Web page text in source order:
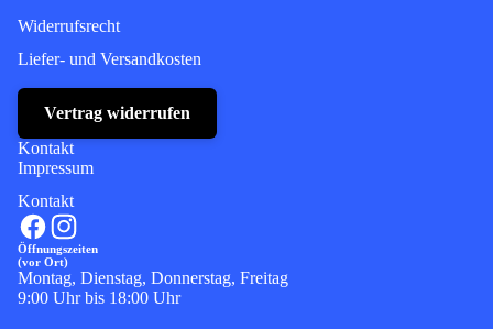
Widerrufsrecht
Liefer- und Versandkosten
Vertrag widerrufen
Kontakt
Impressum
Kontakt
Öffnungszeiten
(vor Ort)
Montag, Dienstag, Donnerstag, Freitag
9:00 Uhr bis 18:00 Uhr